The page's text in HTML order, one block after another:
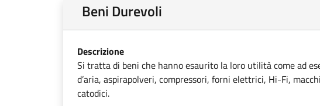
Beni Durevoli
Descrizione
Si tratta di beni che hanno esaurito la loro utilità come ad
d’aria, aspirapolveri, compressori, forni elettrici, Hi-Fi,
catodici.